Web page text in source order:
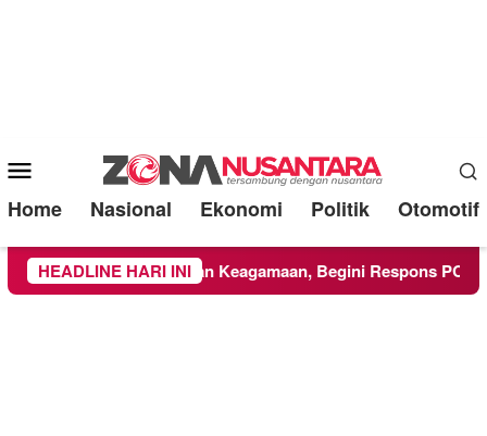
Mobile
Menu
Home Nasional Ekonomi Politik Otomotif
HEADLINE HARI INI
Kegiatan Keagamaan, Begini Respons PCNU dan Kampus